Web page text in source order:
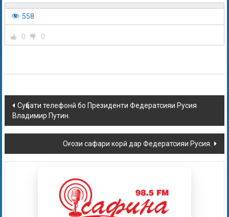
558
0 0
Суҳбати телефонӣ бо Президенти Федератсияи Русия
Владимир Путин.
Оғози сафари корӣ дар Федератсияи Русия.